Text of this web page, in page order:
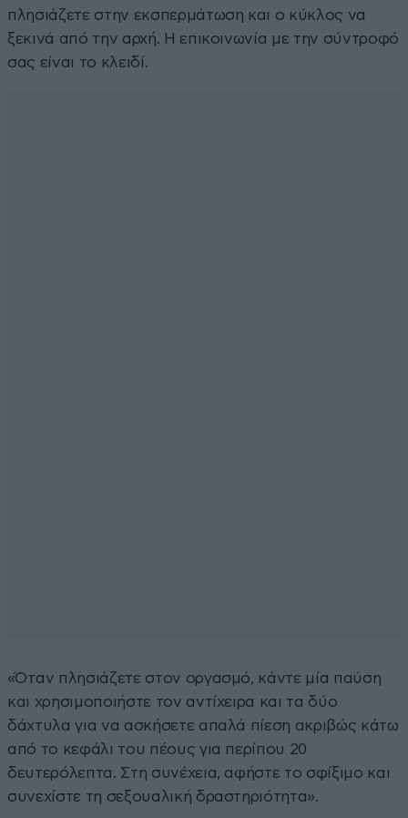
πλησιάζετε στην εκσπερμάτωση και ο κύκλος να
ξεκινά από την αρχή. Η επικοινωνία με την σύντροφό
σας είναι το κλειδί.
«Όταν πλησιάζετε στον οργασμό, κάντε μία παύση
και χρησιμοποιήστε τον αντίχειρα και τα δύο
δάχτυλα για να ασκήσετε απαλά πίεση ακριβώς κάτω
από το κεφάλι του πέους για περίπου 20
δευτερόλεπτα. Στη συνέχεια, αφήστε το σφίξιμο και
συνεχίστε τη σεξουαλική δραστηριότητα».